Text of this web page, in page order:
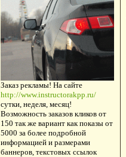
Заказ рекламы! На сайте
http://www.instructorakpp.ru/
сутки, неделя, месяц!
Возможность заказов кликов от
150 так же вариант как показы от
5000 за более подробной
информацией и размерами
баннеров, текстовых ссылок